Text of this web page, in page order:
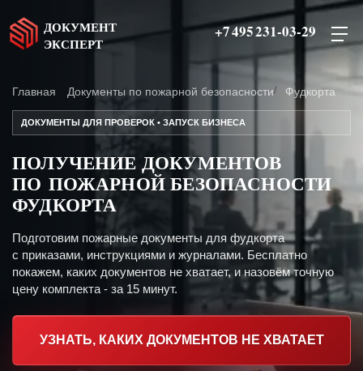
ДОКУМЕНТ
ЭКСПЕРТ
+7 495 231-03-29
Главная Документы по пожарной безопасности Фудкорта
ДОКУМЕНТЫ ДЛЯ ПРОВЕРОК • ЗАПУСК БИЗНЕСА
ПОЛУЧЕНИЕ ДОКУМЕНТОВ
ПО ПОЖАРНОЙ БЕЗОПАСНОСТИ
ФУДКОРТА
Подготовим пожарные документы для фудкорта
с приказами, инструкциями и журналами. Бесплатно
покажем, каких документов не хватает, и назовём точную
цену комплекта - за 15 минут.
УЗНАТЬ, КАКИХ ДОКУМЕНТОВ НЕ ХВАТАЕТ